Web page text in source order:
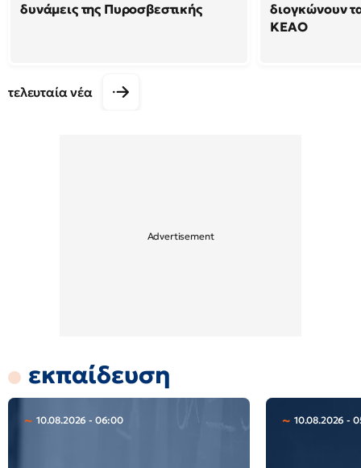
δυνάμεις της Πυροσβεστικής
διογκώνουν
ΚΕΑΟ
τελευταία νέα
εκπαίδευση
10.08.2026 - 06:00 10.08.2026 -